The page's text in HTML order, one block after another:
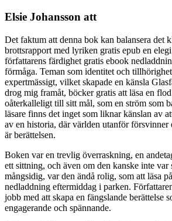
Elsie Johansson att
Det faktum att denna bok kan balansera det
brottsrapport med lyriken gratis epub en
författarens färdighet gratis ebook
förmåga. Teman som identitet och
expertmässigt, vilket skapade en känsla
drog mig framåt, böcker gratis att läsa en
oåterkalleligt till sitt mål, som en ström som
läsare finns det inget som liknar känslan av
av en historia, där världen utanför
är berättelsen.
Boken var en trevlig överraskning, en
ett sittning, och även om den kanske inte
mångsidig, var den ändå rolig, som att läsa
nedladdning eftermiddag i parken.
jobb med att skapa en fängslande berättelse
engagerande och spännande.